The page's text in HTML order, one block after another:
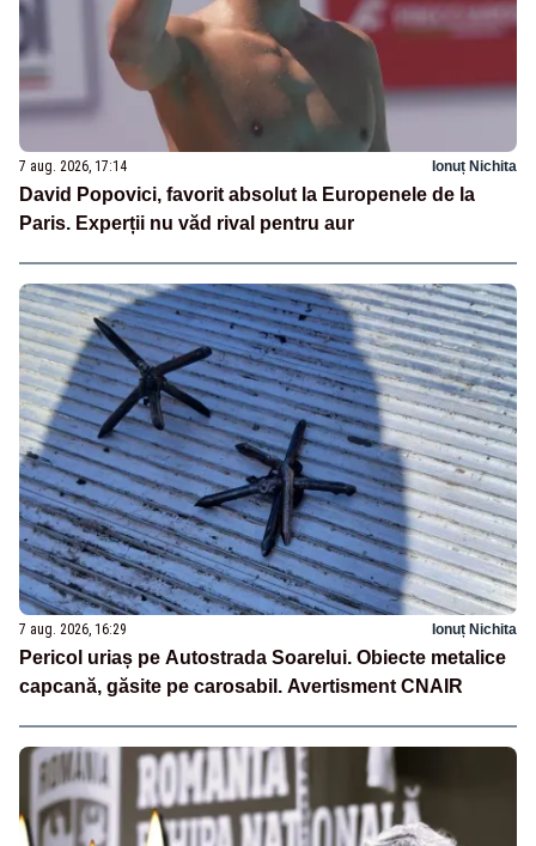
7 aug. 2026, 17:14 Ionuț Nichita
David Popovici, favorit absolut la Europenele de la
Paris. Experții nu văd rival pentru aur
7 aug. 2026, 16:29 Ionuț Nichita
Pericol uriaș pe Autostrada Soarelui. Obiecte metalice
capcană, găsite pe carosabil. Avertisment CNAIR